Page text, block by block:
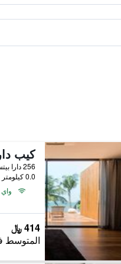
كيب
0.0 كيلومتر عن وسط المدينة
414 ﷼
المتوسط